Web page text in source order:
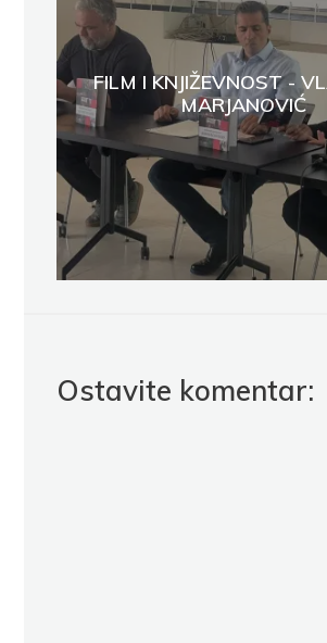
FILM I KNJIŽEVNOST -
MARJANOVIĆ
Ostavite komentar: